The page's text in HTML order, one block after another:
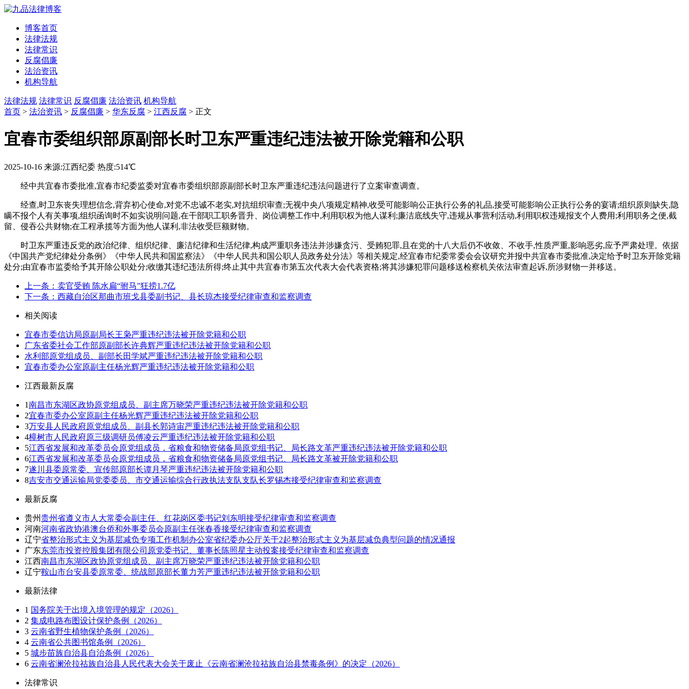
博客首页
法律法规
法律常识
反腐倡廉
法治资讯
机构导航
法律法规 法律常识 反腐倡廉 法治资讯 机构导航
首页 > 法治资讯 > 反腐倡廉 > 华东反腐 > 江西反腐 > 正文
宜春市委组织部原副部长时卫东严重违纪违法被开除党籍和公职
2025-10-16 来源:江西纪委 热度:514℃
经中共宜春市委批准,宜春市纪委监委对宜春市委组织部原副部长时卫东严重违纪违法问题进行了立案审查调查。
经查,时卫东丧失理想信念,背弃初心使命,对党不忠诚不老实,对抗组织审查;无视中央八项规定精神,收受可能影响公正执行公务的礼品,接受可能影响公正执行公务的宴请;组织原则缺失,隐
瞒不报个人有关事项,组织函询时不如实说明问题,在干部职工职务晋升、岗位调整工作中,利用职权为他人谋利;廉洁底线失守,违规从事营利活动,利用职权违规报支个人费用;利用职务之便,截
留、侵吞公共财物;在工程承揽等方面为他人谋利,非法收受巨额财物。
时卫东严重违反党的政治纪律、组织纪律、廉洁纪律和生活纪律,构成严重职务违法并涉嫌贪污、受贿犯罪,且在党的十八大后仍不收敛、不收手,性质严重,影响恶劣,应予严肃处理。依据
《中国共产党纪律处分条例》《中华人民共和国监察法》《中华人民共和国公职人员政务处分法》等相关规定,经宜春市纪委常委会会议研究并报中共宜春市委批准,决定给予时卫东开除党籍
处分;由宜春市监委给予其开除公职处分;收缴其违纪违法所得;终止其中共宜春市第五次代表大会代表资格;将其涉嫌犯罪问题移送检察机关依法审查起诉,所涉财物一并移送。
上一条：卖官受贿 陈水扁“驸马”狂捞1.7亿
下一条：西藏自治区那曲市班戈县委副书记、县长琼杰接受纪律审查和监察调查
相关阅读
宜春市委信访局原副局长王枭严重违纪违法被开除党籍和公职
广东省委社会工作部原副部长许典辉严重违纪违法被开除党籍和公职
水利部原党组成员、副部长田学斌严重违纪违法被开除党籍和公职
宜春市委办公室原副主任杨光辉严重违纪违法被开除党籍和公职
江西最新反腐
1南昌市东湖区政协原党组成员、副主席万晓荣严重违纪违法被开除党籍和公职
2宜春市委办公室原副主任杨光辉严重违纪违法被开除党籍和公职
3万安县人民政府原党组成员、副县长郭诗宙严重违纪违法被开除党籍和公职
4樟树市人民政府原三级调研员傅凌云严重违纪违法被开除党籍和公职
5江西省发展和改革委员会原党组成员，省粮食和物资储备局原党组书记、局长路文革严重违纪违法被开除党籍和公职
6江西省发展和改革委员会原党组成员，省粮食和物资储备局原党组书记、局长路文革被开除党籍和公职
7遂川县委原常委、宣传部原部长谭月琴严重违纪违法被开除党籍和公职
8吉安市交通运输局党委委员、市交通运输综合行政执法支队支队长罗锡杰接受纪律审查和监察调查
最新反腐
贵州贵州省遵义市人大常委会副主任、红花岗区委书记刘东明接受纪律审查和监察调查
河南河南省政协港澳台侨和外事委员会原副主任张春香接受纪律审查和监察调查
辽宁省整治形式主义为基层减负专项工作机制办公室省纪委办公厅关于2起整治形式主义为基层减负典型问题的情况通报
广东东莞市投资控股集团有限公司原党委书记、董事长陈照星主动投案接受纪律审查和监察调查
江西南昌市东湖区政协原党组成员、副主席万晓荣严重违纪违法被开除党籍和公职
辽宁鞍山市台安县委原常委、统战部原部长董力芳严重违纪违法被开除党籍和公职
最新法律
1 国务院关于出境入境管理的规定（2026）
2 集成电路布图设计保护条例（2026）
3 云南省野生植物保护条例（2026）
4 云南省公共图书馆条例（2026）
5 城步苗族自治县自治条例（2026）
6 云南省澜沧拉祜族自治县人民代表大会关于废止《云南省澜沧拉祜族自治县禁毒条例》的决定（2026）
法律常识